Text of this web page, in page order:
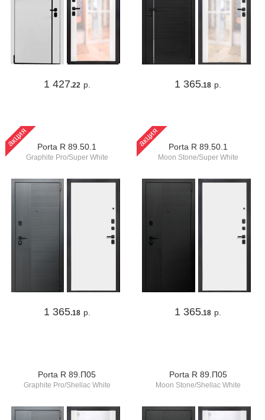
1 427.22 р. 1 365.18 р.
акция Porta R 89.50.1
Graphite Pro/Super White
1 365.18 р.
акция Porta R 89.50.1
Moon Stone/Super White
1 365.18 р.
Porta R 89.П05
Graphite Pro/Shellac White
Porta R 89.П05
Moon Stone/Shellac White